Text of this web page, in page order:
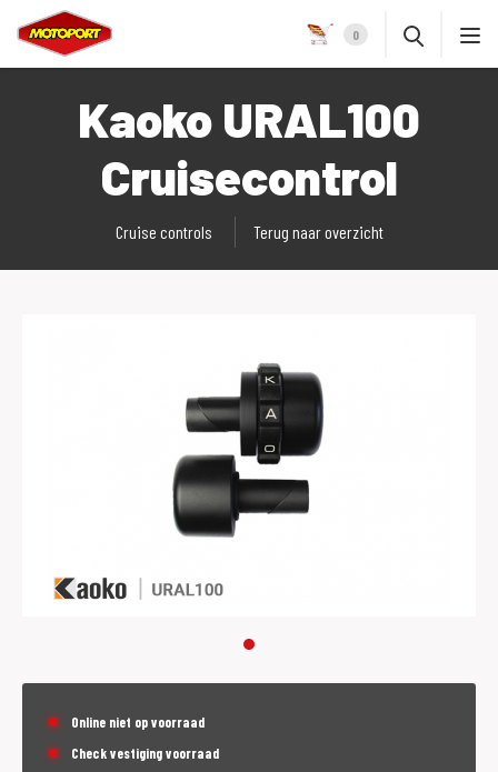
0
Kaoko URAL100
Cruisecontrol
Cruise controls Terug naar overzicht
Online niet op voorraad
Check vestiging voorraad